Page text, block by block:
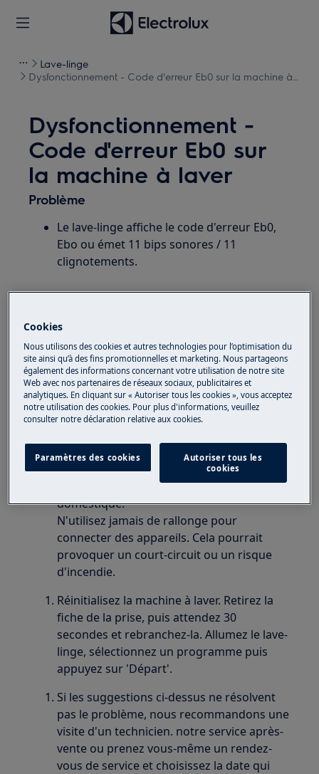
Lave-linge
Dysfonctionnement - Code d'erreur Eb0 sur la machine à
Dysfonctionnement -
Code d'erreur Eb0 sur
la machine à laver
Problème
Le lave-linge affiche le code d'erreur Eb0,
Ebo ou émet 11 bips sonores / 11
clignotements.
S'applique à
Machine à laver
Solution
Le message d'erreur Eb0 indique un problème
d'alimentation.
autre appareil sur la même prise. Si l'autre
appareil ne fonctionne pas non plus, il
peut y avoir un problème avec l'installation
domestique.
N'utilisez jamais de rallonge pour
connecter des appareils. Cela pourrait
provoquer un court-circuit ou un risque
d'incendie.
Réinitialisez la machine à laver. Retirez la
fiche de la prise, puis attendez 30
secondes et rebranchez-la. Allumez le lave-
linge, sélectionnez un programme puis
appuyez sur 'Départ'.
Si les suggestions ci-dessus ne résolvent
pas le problème, nous recommandons une
visite d'un technicien. notre service après-
vente ou prenez vous-même un rendez-
vous de service et choisissez la date qui
Cookies
Nous utilisons des cookies et autres technologies pour l’optimisation du
site ainsi qu’à des fins promotionnelles et marketing. Nous partageons
également des informations concernant votre utilisation de notre site
Web avec nos partenaires de réseaux sociaux, publicitaires et
analytiques. En cliquant sur « Autoriser tous les cookies », vous acceptez
notre utilisation des cookies. Pour plus d'informations, veuillez
consulter notre déclaration relative aux cookies.
Paramètres des cookies
Autoriser tous les
cookies